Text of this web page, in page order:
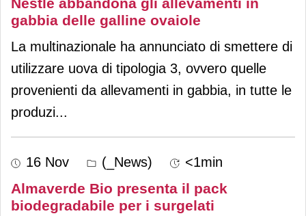
gabbia delle galline ovaiole
La multinazionale ha annunciato di smettere di
utilizzare uova di tipologia 3, ovvero quelle
provenienti da allevamenti in gabbia, in tutte le
produzi...
16 Nov (_News) <1min
Almaverde Bio presenta il pack
biodegradabile per i surgelati